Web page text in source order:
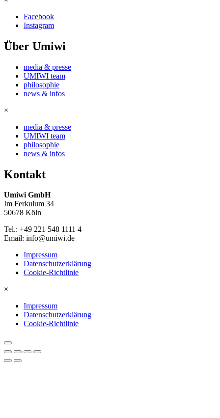
Facebook
Instagram
Über Umiwi
media & presse
UMIWI team
philosophie
news & infos
×
media & presse
UMIWI team
philosophie
news & infos
Kontakt
Umiwi GmbH
Im Ferkulum 34
50678 Köln
Tel.: +49 221 548 1111 4
Email: info@umiwi.de
Impressum
Datenschutzerklärung
Cookie-Richtlinie
×
Impressum
Datenschutzerklärung
Cookie-Richtlinie